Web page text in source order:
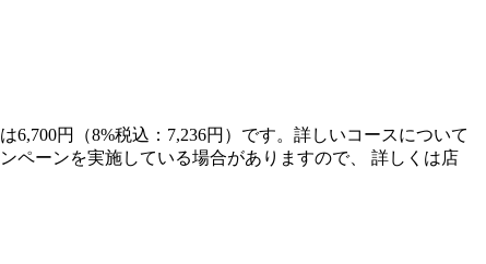
円（8%税込：7,236円）です。詳しいコースについて
ペーンを実施している場合がありますので、 詳しくは店